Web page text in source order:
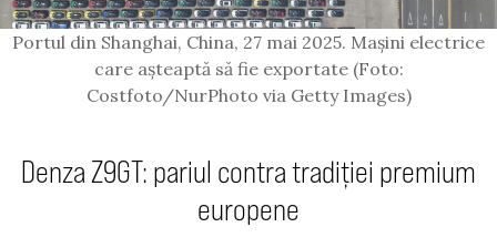
Portul din Shanghai, China, 27 mai 2025. Mașini electrice
care așteaptă să fie exportate (Foto:
Costfoto/NurPhoto via Getty Images)
Denza Z9GT: pariul contra tradiției premium
europene